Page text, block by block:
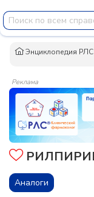
Энциклопедия РЛС
Реклама
Аналоги